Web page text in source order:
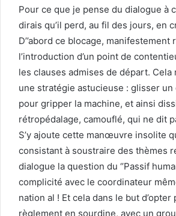
Pour ce que je pense du dialogue à
dirais qu’il perd, au fil des jours, en
D’’abord ce blocage, manifestement
l’introduction d’un point de
les clauses admises de départ.
une stratégie astucieuse : glisser un
pour gripper la machine, et ainsi
rétropédalage, camouflé, qui ne dit
S’y ajoute cette manœuvre insolite
consistant à soustraire des thèmes
dialogue la question du ‘’Passif
complicité avec le coordinateur
nation al ! Et cela dans le but d’opter
règlement en sourdine, avec un